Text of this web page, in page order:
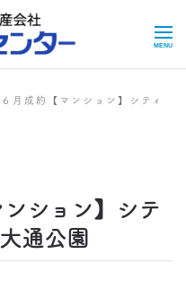
約実績
月成約【マンション】シティ
ション】シテ
通公園